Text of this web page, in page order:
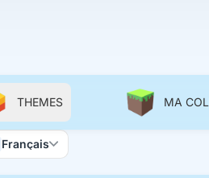
THEMES MA
Français